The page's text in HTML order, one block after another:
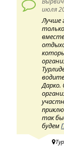
июля
Лучше
Дарко.
так
будем